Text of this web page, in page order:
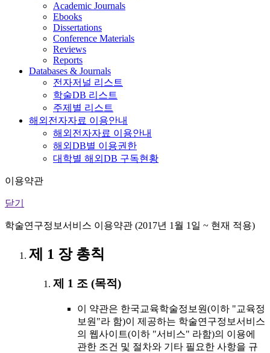
Academic Journals
Ebooks
Dissertations
Conference Materials
Reviews
Reports
Databases & Journals
전자저널 리스트
학술DB 리스트
주제별 리스트
해외전자자료 이용안내
해외전자자료 이용안내
해외DB별 이용권한
대학별 해외DB 구독현황
이용약관
닫기
학술연구정보서비스 이용약관 (2017년 1월 1일 ~ 현재 적용)
제 1 장 총칙
제 1 조 (목적)
이 약관은 한국교육학술정보원(이하 "교육정
보원"라 함)이 제공하는 학술연구정보서비스
의 웹사이트(이하 "서비스" 라함)의 이용에
관한 조건 및 절차와 기타 필요한 사항을 규